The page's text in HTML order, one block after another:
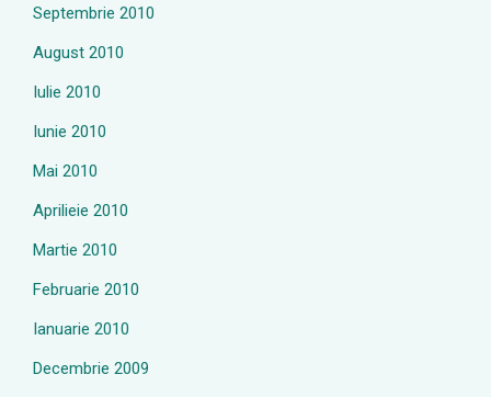
Septembrie 2010
August 2010
Iulie 2010
Iunie 2010
Mai 2010
Aprilieie 2010
Martie 2010
Februarie 2010
Ianuarie 2010
Decembrie 2009